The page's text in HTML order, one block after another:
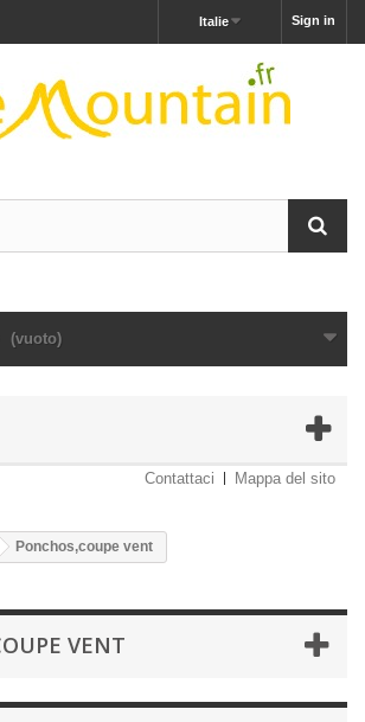
Sign in
Italie
(vuoto)
Contattaci Mappa del sito
Ponchos,coupe vent
VENT